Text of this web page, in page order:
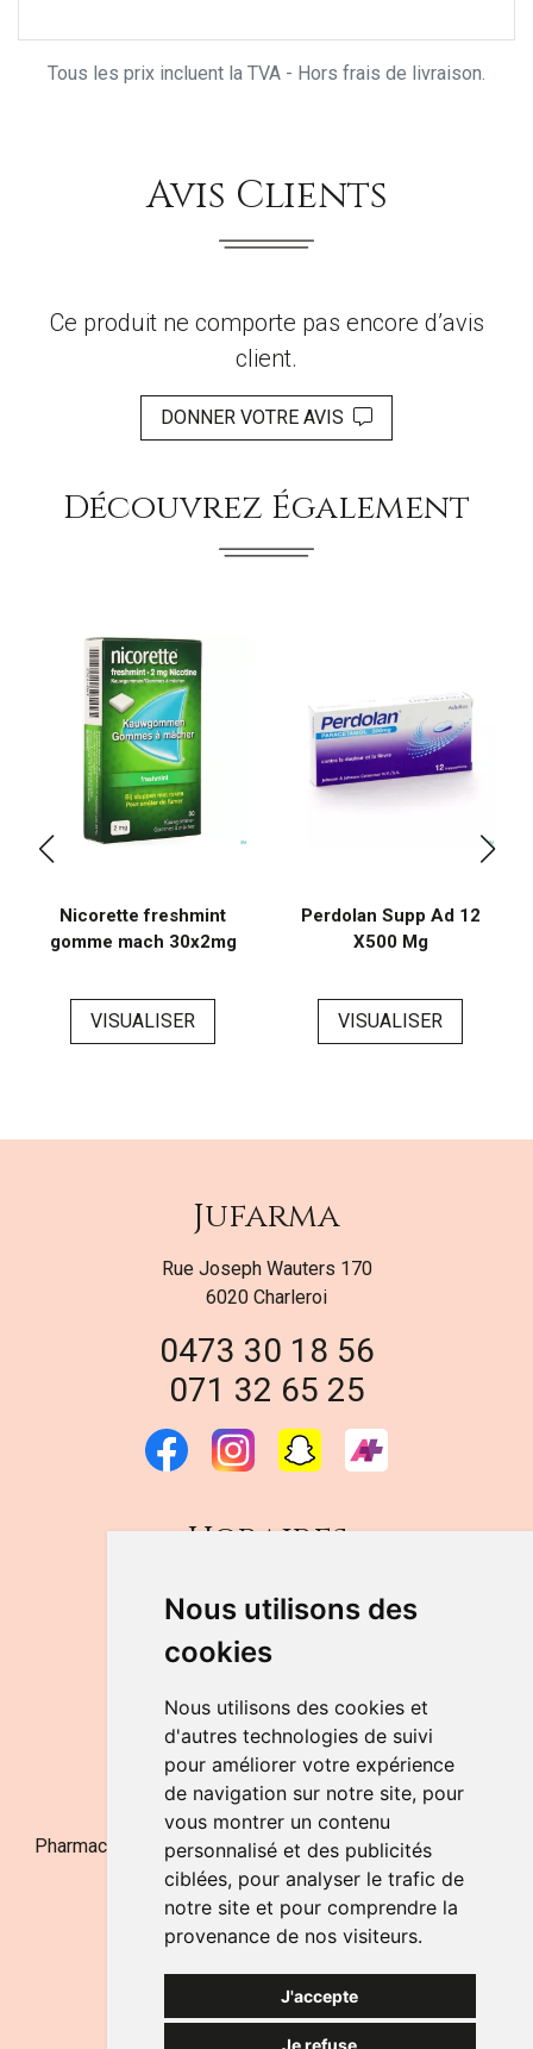
Nous utilisons des
cookies
Nous utilisons des cookies et
d'autres technologies de suivi
pour améliorer votre expérience
de navigation sur notre site, pour
vous montrer un contenu
personnalisé et des publicités
ciblées, pour analyser le trafic de
notre site et pour comprendre la
provenance de nos visiteurs.
J'accepte
Je refuse
Tous les prix incluent la TVA - Hors frais de livraison.
Avis Clients
Ce produit ne comporte pas encore d’avis
client.
DONNER VOTRE AVIS
Découvrez Également
Nicorette freshmint
gomme mach 30x2mg
VISUALISER
Perdolan Supp Ad 12
X500 Mg
VISUALISER
Jufarma
Rue Joseph Wauters 170
6020 Charleroi
0473 30 18 56
071 32 65 25
Horaires
DU LUNDI AU VENDREDI
de 9h à 12h30 et de 14h à 18h
LE SAMEDI
de 9h à 12h30
NOUS CONTACTER
Pharmacie Jufarma - Fatima Abachra - APB 521704 - N°
Entreprise BE0882-700-592